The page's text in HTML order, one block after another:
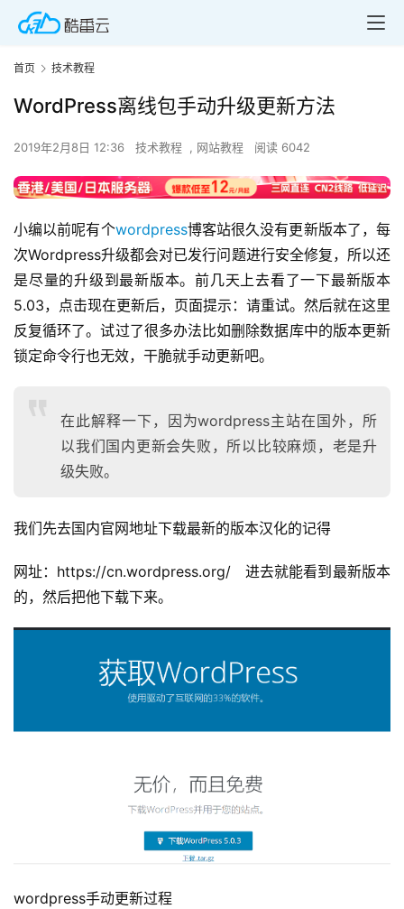
首页 技术教程
WordPress离线包手动升级更新方法
2019年2月8日 12:36 技术教程 , 网站教程 阅读 6042
小编以前呢有个wordpress博客站很久没有更新版本了，每
次Wordpress升级都会对已发行问题进行安全修复，所以还
是尽量的升级到最新版本。前几天上去看了一下最新版本
5.03，点击现在更新后，页面提示：请重试。然后就在这里
反复循环了。试过了很多办法比如删除数据库中的版本更新
锁定命令行也无效，干脆就手动更新吧。
在此解释一下，因为wordpress主站在国外，所
以我们国内更新会失败，所以比较麻烦，老是升
级失败。
我们先去国内官网地址下载最新的版本汉化的记得
网址：https://cn.wordpress.org/   进去就能看到最新版本
的，然后把他下载下来。
wordpress手动更新过程